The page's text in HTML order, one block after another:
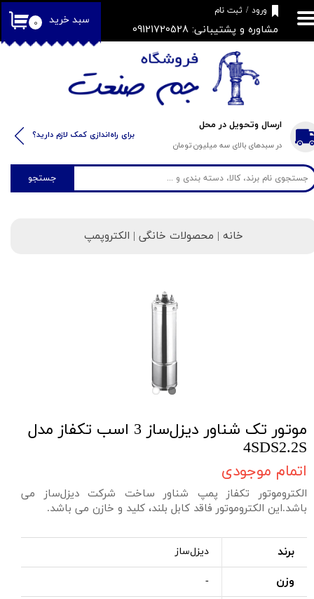
جستجو
ارسال وتحویل در محل
در سبدهای بالای سه میلیون تومان
مشاوره و پشتیبانی: 09121720528 ۰ سبد خرید
ورود / ثبت نام
حساب کاربری من
تغییر گذر واژه
خروج از حساب کاربری
​​برای راه‌اندازی کمک لازم دارید؟
خانه| محصولات خانگی | الکتروپمپ
موتور تک شناور دیزل‌ساز 3 اسب تکفاز مدل
4SDS2.2S
اتمام موجودی
الکتروموتور تکفاز پمپ شناور ساخت شرکت دیزل‌ساز می
باشد.این الکتروموتور فاقد کابل بلند، کلید و خازن می باشد.
برند دیزل‌ساز
وزن -